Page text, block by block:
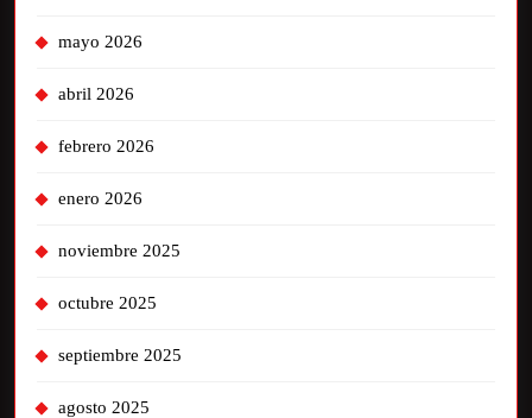
mayo 2026
abril 2026
febrero 2026
enero 2026
noviembre 2025
octubre 2025
septiembre 2025
agosto 2025